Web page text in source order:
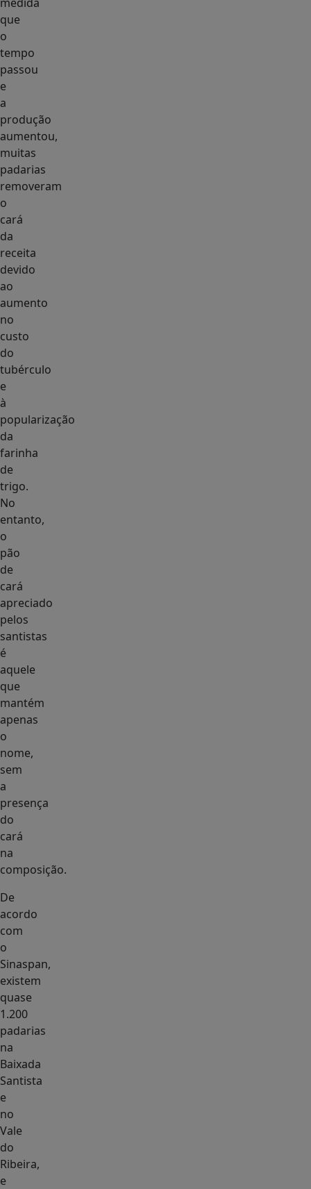
que
o
tempo
passou
e
a
produção
aumentou,
muitas
padarias
removeram
o
cará
da
receita
devido
ao
aumento
no
custo
do
tubérculo
e
à
popularização
da
farinha
de
trigo.
No
entanto,
o
pão
de
cará
apreciado
pelos
santistas
é
aquele
que
mantém
apenas
o
nome,
sem
a
presença
do
cará
na
composição.
De
acordo
com
o
Sinaspan,
existem
quase
1.200
padarias
na
Baixada
Santista
e
no
Vale
do
Ribeira,
e